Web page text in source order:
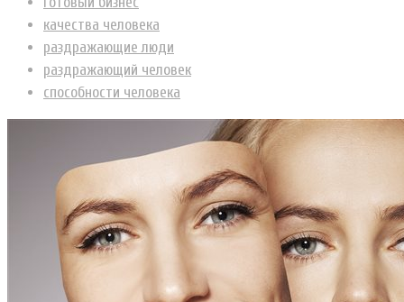
качества человека
раздражающие люди
раздражающий человек
способности человека